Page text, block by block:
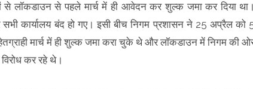
से लॉकडाउन से पहले मार्च में ही आवेदन कर शुल्क जमा कर दिया
कार्यालय बंद हो गए। इसी बीच निगम प्रशासन ने 25 अप्रैल को
मार्च में ही शुल्क जमा करा चुके थे और लॉकडाउन में निगम की
कर रहे थे।